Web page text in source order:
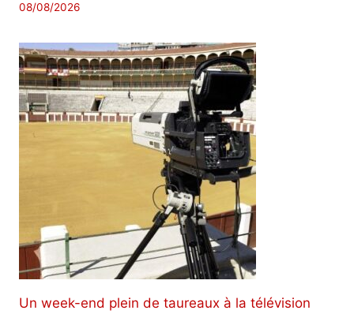
08/08/2026
Un week-end plein de taureaux à la télévision